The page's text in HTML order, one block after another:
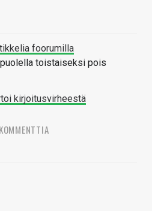
foorumilla
toistaiseksi pois
kirjoitusvirheestä